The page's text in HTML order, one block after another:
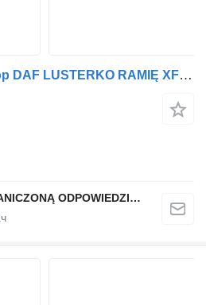
Страничен ретровизор DAF LUSTERKO RAMIĘ XF 105 LEWE за камион влекач DAF XF 105
QINDITO SPÓŁKA Z OGRANICZONĄ ODPOWIEDZIALNOŚCIĄ